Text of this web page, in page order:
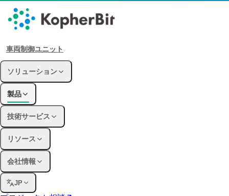
車両制御ユニット
ソリューション
製品
技術サービス
リソース
会社情報
JP